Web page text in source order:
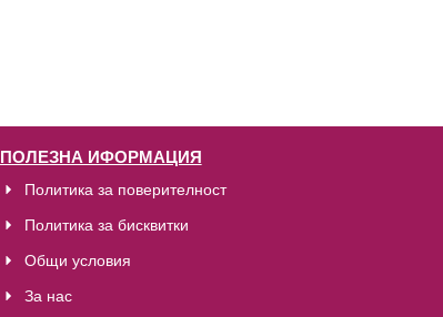
ПОЛЕЗНА ИФОРМАЦИЯ
Политика за поверителност
Политика за бисквитки
Общи условия
За нас